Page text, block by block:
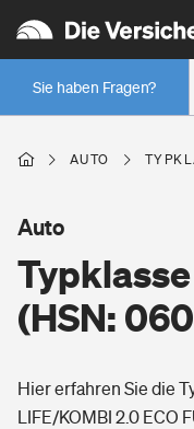
Sie haben Fragen?
Wer versichert was:
Regionalklassen: So
Wer versichert was:
Wohnen
Freizeit
AUTO
(HSN:
Auto
Hier erfahren Sie die
LIFE/KOMBI 2.0 ECO